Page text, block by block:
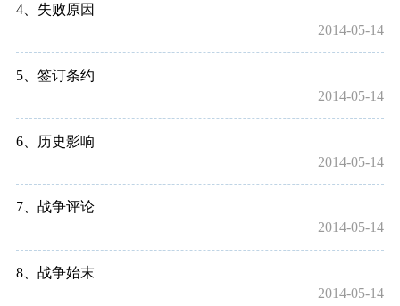
4、失败原因
2014-05-14
5、签订条约
2014-05-14
6、历史影响
2014-05-14
7、战争评论
2014-05-14
8、战争始末
2014-05-14